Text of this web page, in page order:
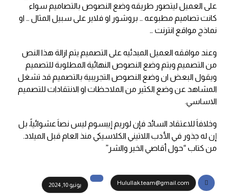
على العميل ليتصور طريقه وضع النصوص بالتصاميم سواء
كانت تصاميم مطبوعه … بروشور او فلاير على سبيل المثال … او
نماذج مواقع انترنت …
وعند موافقه العميل المبدئيه على التصميم يتم ازالة هذا النص
من التصميم ويتم وضع النصوص النهائية المطلوبة للتصميم
ويقول البعض ان وضع النصوص التجريبية بالتصميم قد تشغل
المشاهد عن وضع الكثير من الملاحظات او الانتقادات للتصميم
الاساسي.
وخلافاَ للاعتقاد السائد فإن لوريم إيبسوم ليس نصاَ عشوائياً، بل
إن له جذور في الأدب اللاتيني الكلاسيكي منذ العام قبل الميلاد.
من كتاب “حول أقاصي الخير والشر”
Hulullak.team@gmail.com يونيو 10, 2024